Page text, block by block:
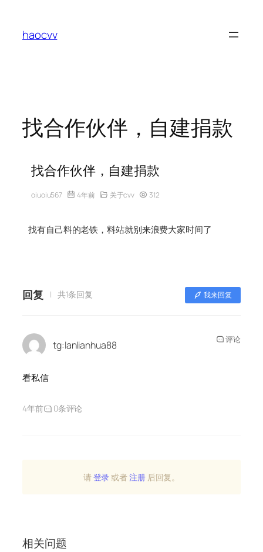
haocvv
找合作伙伴，自建捐款
找合作伙伴，自建捐款
oiuoiu567 4年前 关于cvv 312
找有自己料的老铁，料站就别来浪费大家时间了
回复 共1条回复 我来回复
tg:lanlianhua88 评论
看私信
4年前 0条评论
请登录或者注册后回复。
相关问题